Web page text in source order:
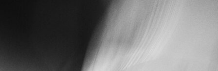
À PROPOS
CONTACT